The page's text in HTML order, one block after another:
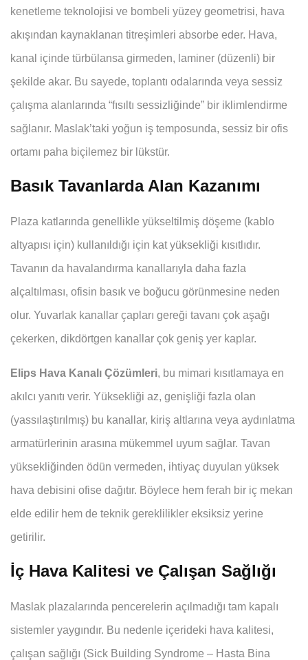
kenetleme teknolojisi ve bombeli yüzey geometrisi, hava
akışından kaynaklanan titreşimleri absorbe eder. Hava,
kanal içinde türbülansa girmeden, laminer (düzenli) bir
şekilde akar. Bu sayede, toplantı odalarında veya sessiz
çalışma alanlarında “fısıltı sessizliğinde” bir iklimlendirme
sağlanır. Maslak’taki yoğun iş temposunda, sessiz bir ofis
ortamı paha biçilemez bir lükstür.
Basık Tavanlarda Alan Kazanımı
Plaza katlarında genellikle yükseltilmiş döşeme (kablo
altyapısı için) kullanıldığı için kat yüksekliği kısıtlıdır.
Tavanın da havalandırma kanallarıyla daha fazla
alçaltılması, ofisin basık ve boğucu görünmesine neden
olur. Yuvarlak kanallar çapları gereği tavanı çok aşağı
çekerken, dikdörtgen kanallar çok geniş yer kaplar.
Elips Hava Kanalı Çözümleri, bu mimari kısıtlamaya en
akılcı yanıtı verir. Yüksekliği az, genişliği fazla olan
(yassılaştırılmış) bu kanallar, kiriş altlarına veya aydınlatma
armatürlerinin arasına mükemmel uyum sağlar. Tavan
yüksekliğinden ödün vermeden, ihtiyaç duyulan yüksek
hava debisini ofise dağıtır. Böylece hem ferah bir iç mekan
elde edilir hem de teknik gereklilikler eksiksiz yerine
getirilir.
İç Hava Kalitesi ve Çalışan Sağlığı
Maslak plazalarında pencerelerin açılmadığı tam kapalı
sistemler yaygındır. Bu nedenle içerideki hava kalitesi,
çalışan sağlığı (Sick Building Syndrome – Hasta Bina